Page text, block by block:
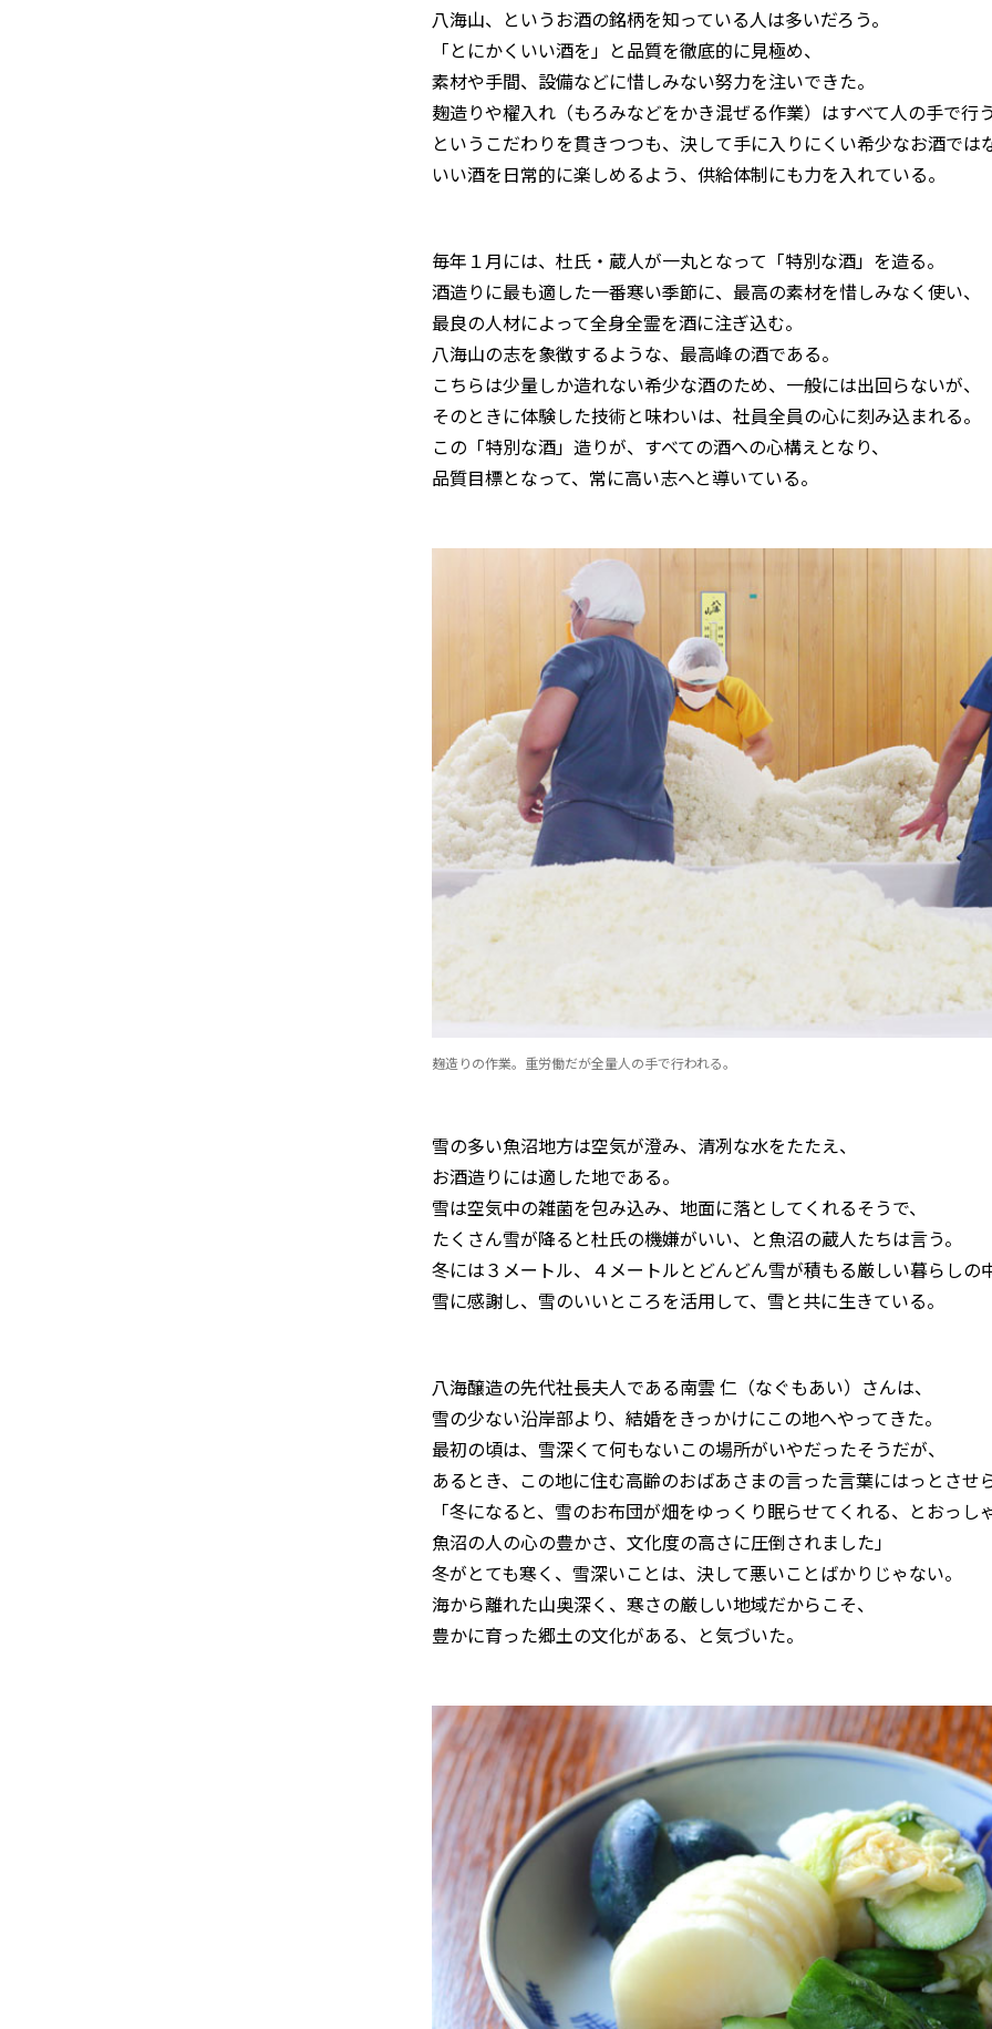
八海山、というお酒の銘柄を知っている人は多いだろう。
「とにかくいい酒を」と品質を徹底的に見極め、
素材や手間、設備などに惜しみない努力を注いできた。
麹造りや櫂入れ（もろみなどをかき混ぜる作業）はすべて人の手で行う
というこだわりを貫きつつも、決して手に入りにくい希少なお酒では
いい酒を日常的に楽しめるよう、供給体制にも力を入れている。
毎年１月には、杜氏・蔵人が一丸となって「特別な酒」を造る。
酒造りに最も適した一番寒い季節に、最高の素材を惜しみなく使い、
最良の人材によって全身全霊を酒に注ぎ込む。
八海山の志を象徴するような、最高峰の酒である。
こちらは少量しか造れない希少な酒のため、一般には出回らないが、
そのときに体験した技術と味わいは、社員全員の心に刻み込まれる。
この「特別な酒」造りが、すべての酒への心構えとなり、
品質目標となって、常に高い志へと導いている。
麹造りの作業。重労働だが全量人の手で行われる。
雪の多い魚沼地方は空気が澄み、清冽な水をたたえ、
お酒造りには適した地である。
雪は空気中の雑菌を包み込み、地面に落としてくれるそうで、
たくさん雪が降ると杜氏の機嫌がいい、と魚沼の蔵人たちは言う。
冬には３メートル、４メートルとどんどん雪が積もる厳しい暮らしの
雪に感謝し、雪のいいところを活用して、雪と共に生きている。
八海醸造の先代社長夫人である南雲 仁（なぐもあい）さんは、
雪の少ない沿岸部より、結婚をきっかけにこの地へやってきた。
最初の頃は、雪深くて何もないこの場所がいやだったそうだが、
あるとき、この地に住む高齢のおばあさまの言った言葉にはっとさせ
「冬になると、雪のお布団が畑をゆっくり眠らせてくれる、とおっし
魚沼の人の心の豊かさ、文化度の高さに圧倒されました」
冬がとても寒く、雪深いことは、決して悪いことばかりじゃない。
海から離れた山奥深く、寒さの厳しい地域だからこそ、
豊かに育った郷土の文化がある、と気づいた。